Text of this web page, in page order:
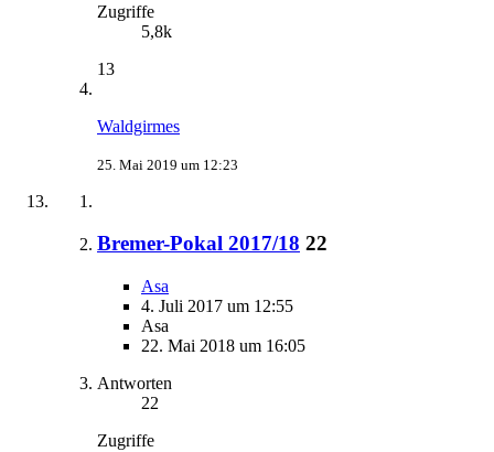
Zugriffe
5,8k
13
Waldgirmes
25. Mai 2019 um 12:23
Bremer-Pokal 2017/18 22
Asa
4. Juli 2017 um 12:55
Asa
22. Mai 2018 um 16:05
Antworten
22
Zugriffe